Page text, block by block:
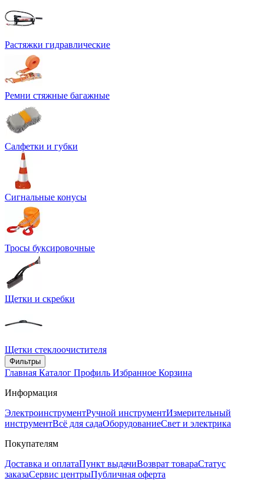
Растяжки гидравлические
Ремни стяжные багажные
Салфетки и губки
Сигнальные конусы
Тросы буксировочные
Щетки и скребки
Щетки стеклоочистителя
Фильтры
Главная Каталог Профиль Избранное Корзина
Информация
ЭлектроинструментРучной инструментИзмерительный
инструментВсё для садаОборудованиеСвет и электрика
Покупателям
Доставка и оплатаПункт выдачиВозврат товараСтатус
заказаСервис центрыПубличная оферта